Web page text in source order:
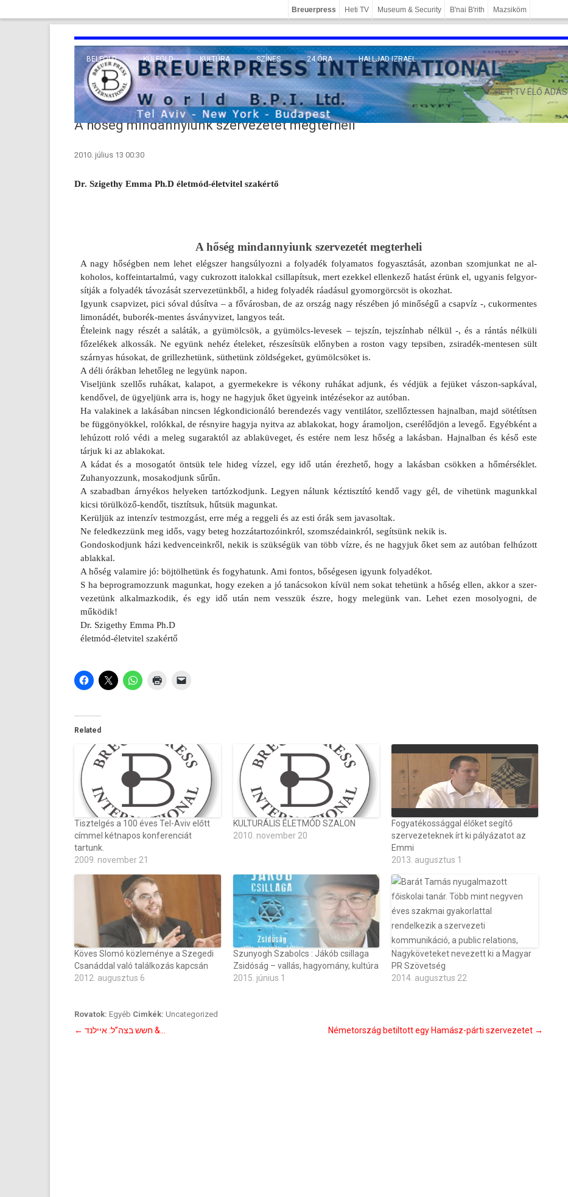
Breuerpress Heti TV Museum & Security B'nai B'rith Mazsiköm
BELFÖLD KÜLFÖLD
EURÓPA
KÖZEL-KELET
TENGERENTÚL
KULTÚRA
TUDOMÁNY
VALLÁS
SZÍNES 24 ÓRA HALLJAD IZRAEL
HETI TV ÉLŐ ADÁS
A hőség mindannyiunk szervezetét megterheli
2010. július 13 00:30
Dr. Sziget­hy Emma Ph.D életmód-életvitel szakértő
A hőség min­dannyiunk szer­vezetét meg­terheli
A nagy hőségben nem lehet elégszer han­gsúlyoz­ni a folyadék folyamatos fogyasztását, azon­ban szom­junkat ne al­
koholos, kof­fein­tartalmú, vagy cuk­rozott italokk­al csil­lapít­suk, mert ezek­kel el­lenkező hatást érünk el, ugyanis fel­gyor­
sítják a folyadék távozását szer­vezetünkből, a hideg folyadék ráadásul gyomor­görcsöt is okoz­hat.
Igyunk csap­vizet, pici sóval dúsítva – a főváros­ban, de az ország nagy részében jó minőségű a csapvíz -, cukor­mentes
limonádét, buborék-mentes ásványvizet, lan­gyos teát.
Ételeink nagy részét a saláták, a gyümölcsök, a gyümölcs-levesek – tejszín, tejszínhab nélkül -, és a rántás nélküli
főzelékek al­kos­sák. Ne együnk nehéz ételeket, részesítsük előnyben a ros­ton vagy tep­sib­en, zsiradék-mentesen sült
szárnyas húsokat, de gril­lezhetünk, süthetünk zöldségeket, gyümölcsöket is.
A déli órákban lehetőleg ne legyünk napon.
Visel­jünk szellős ruhákat, kalapot, a gyer­mekek­re is vékony ruhákat ad­junk, és védjük a fejüket vászon-sapkával,
kendővel, de ügyeljünk arra is, hogy ne hagyjuk őket ügyeink intézésekor az autóban.
Ha valakinek a lakásában nincs­en lég­kondicionáló be­ren­dezés vagy ven­tilátor, szel­lőztess­en haj­nalban, majd sötétítsen
be függönyökkel, rolókkal, de rés­nyire hagyja nyit­va az ab­lakokat, hogy áramol­jon, cserélődjön a levegő. Egyébként a
lehúzott roló védi a meleg sugarak­tól az ablaküveget, és estére nem lesz hőség a lakásban. Haj­nalban és késő este
tárjuk ki az ab­lakokat.
A kádat és a mosogatót öntsük tele hideg vízzel, egy idő után ére­zhető, hogy a lakásban csökken a hőmérséklet.
Zuhanyoz­zunk, mosakod­junk sűrűn.
A szabad­ban árnyékos helyek­en tar­tózkod­junk. Legy­en nálunk kéz­tisztító kendő vagy gél, de vihetünk magunkk­al
kicsi törülköző-kendőt, tisztítsuk, hűtsük magun­kat.
Kerüljük az in­ten­zív testmoz­gást, erre még a re­ggeli és az esti órák sem javasol­tak.
Ne feled­kezzünk meg idős, vagy beteg hoz­zátar­tozóinkról, szomszédainkról, segítsünk nekik is.
Gon­doskod­junk házi ked­venceinkről, nekik is szükségük van több vízre, és ne hagyjuk őket sem az autóban felhúzott
ab­lakk­al.
A hőség valamire jó: böjtölhetünk és fogyhatunk. Ami fon­tos, bőségesen igyunk folyadékot.
S ha be­prog­ramoz­zunk magun­kat, hogy ezek­en a jó tanác­sokon kívül nem sokat tehetünk a hőség ellen, akkor a szer­
vezetünk al­kal­mazkodik, és egy idő után nem vesszük észre, hogy melegünk van. Lehet ezen mosolyog­ni, de
működik!
Dr. Sziget­hy Emma Ph.D
életmód-életvitel szakértő
Related
Tisztelgés a 100 éves Tel-Aviv előtt
címmel kétnapos konferenciát
tartunk.
2009. november 21
KULTURÁLIS ÉLETMÓD SZALON
2010. november 20
Fogyatékossággal élőket segítő
szervezeteknek írt ki pályázatot az
Emmi
2013. augusztus 1
Köves Slomó közleménye a Szegedi
Csanáddal való találkozás kapcsán
2012. augusztus 6
Szunyogh Szabolcs : Jákób csillaga
Zsidóság – vallás, hagyomány, kultúra
2015. június 1
Nagyköveteket nevezett ki a Magyar
PR Szövetség
2014. augusztus 22
Rovatok: Egyéb Cimkék: Uncategorized
Bejegyzés
← חשש בצה”ל: איילנד &… Németország betiltott egy Hamász-párti szervezetet →